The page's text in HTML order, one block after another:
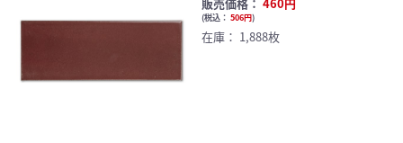
(税込： 506円)
在庫： 1,888枚